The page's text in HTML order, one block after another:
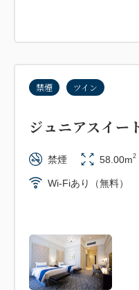
禁煙 ツイン
ジュニアスイー
禁煙 58.00m2
Wi-Fiあり（無料）